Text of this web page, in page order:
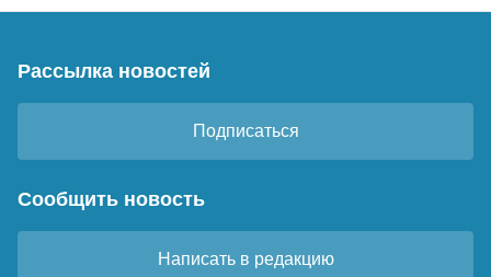
Рассылка новостей
Подписаться
Сообщить новость
Написать в редакцию